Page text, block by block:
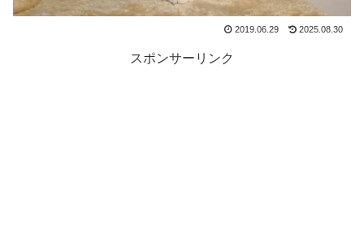
2019.06.29 2025.08.30
スポンサーリンク